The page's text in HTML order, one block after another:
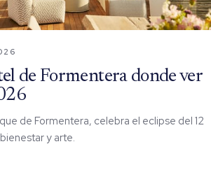
de Formentera donde ver
de Formentera, celebra el eclipse del 12
y arte.